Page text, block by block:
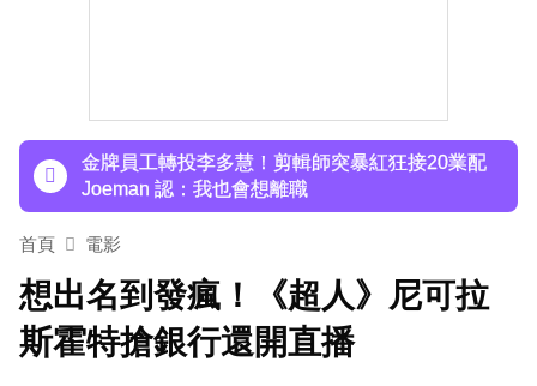
金牌員工轉投李多慧！剪輯師突暴紅狂接20業配
Joeman 認：我也會想離職
首頁 電影
想出名到發瘋！《超人》尼可拉
斯霍特搶銀行還開直播